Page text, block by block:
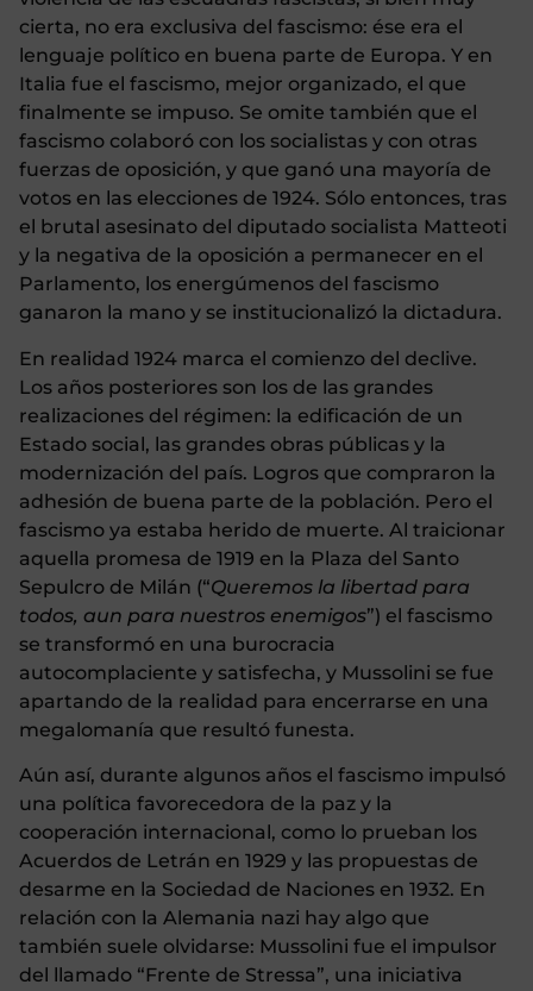
cierta, no era exclusiva del fascismo: ése era el
lenguaje político en buena parte de Europa. Y en
Italia fue el fascismo, mejor organizado, el que
finalmente se impuso. Se omite también que el
fascismo colaboró con los socialistas y con otras
fuerzas de oposición, y que ganó una mayoría de
votos en las elecciones de 1924. Sólo entonces, tras
el brutal asesinato del diputado socialista Matteoti
y la negativa de la oposición a permanecer en el
Parlamento, los energúmenos del fascismo
ganaron la mano y se institucionalizó la dictadura.
En realidad 1924 marca el comienzo del declive.
Los años posteriores son los de las grandes
realizaciones del régimen: la edificación de un
Estado social, las grandes obras públicas y la
modernización del país. Logros que compraron la
adhesión de buena parte de la población. Pero el
fascismo ya estaba herido de muerte. Al traicionar
aquella promesa de 1919 en la Plaza del Santo
Sepulcro de Milán (“Queremos la libertad para
todos, aun para nuestros enemigos”) el fascismo
se transformó en una burocracia
autocomplaciente y satisfecha, y Mussolini se fue
apartando de la realidad para encerrarse en una
megalomanía que resultó funesta.
Aún así, durante algunos años el fascismo impulsó
una política favorecedora de la paz y la
cooperación internacional, como lo prueban los
Acuerdos de Letrán en 1929 y las propuestas de
desarme en la Sociedad de Naciones en 1932. En
relación con la Alemania nazi hay algo que
también suele olvidarse: Mussolini fue el impulsor
del llamado “Frente de Stressa”, una iniciativa